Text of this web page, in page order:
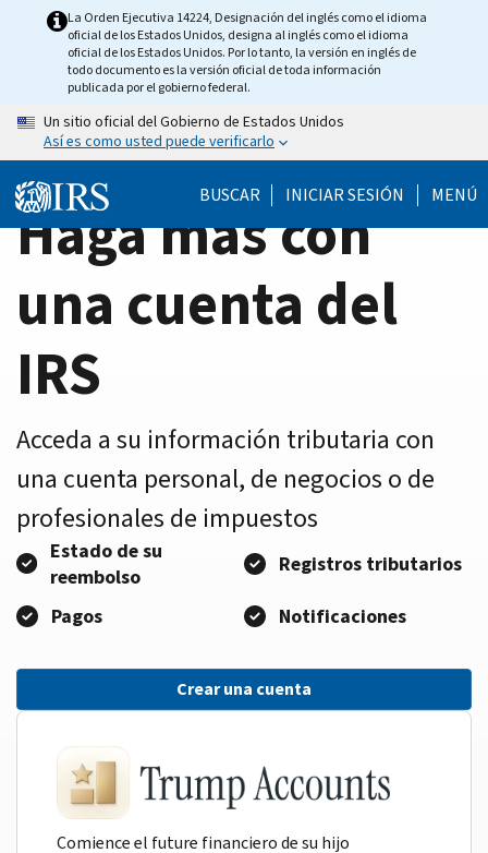
HomeLa Orden Ejecutiva 14224, Designación del inglés como el idioma
oficial de los Estados Unidos, designa al inglés como el idioma
oficial de los Estados Unidos. Por lo tanto, la versión en inglés de
todo documento es la versión oficial de toda información
publicada por el gobierno federal.
Un sitio oficial del Gobierno de Estados Unidos
Así es como usted puede verificarlo
BUSCAR INICIAR SESIÓN MENÚ
Haga más con
una cuenta del
IRS
Acceda a su información tributaria con
una cuenta personal, de negocios o de
profesionales de impuestos
Estado de su
reembolso
Registros tributarios
Pagos
Notificaciones
Crear una cuenta
Comience el future financiero de su hijo